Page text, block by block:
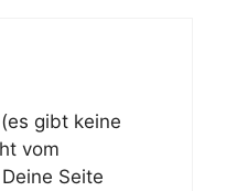
gibt keine
vom
Seite